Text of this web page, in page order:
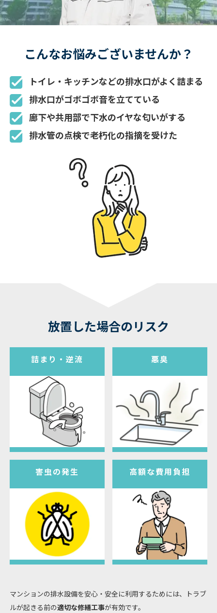
こんなお悩みございませんか？
トイレ・キッチンなどの排水口がよく詰まる
排水口がゴボゴボ音を立てている
廊下や共用部で下水のイヤな匂いがする
排水管の点検で老朽化の指摘を受けた
放置した場合のリスク
詰まり・逆流 悪臭
害虫の発生 高額な費用負担
マンションの排水設備を安心・安全に利用するためには、トラブ
ルが起きる前の適切な修繕工事が有効です。